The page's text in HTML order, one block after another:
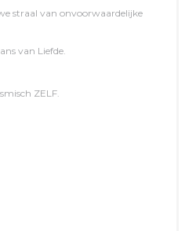
straal van onvoorwaardelijke
van Liefde.
ZELF.